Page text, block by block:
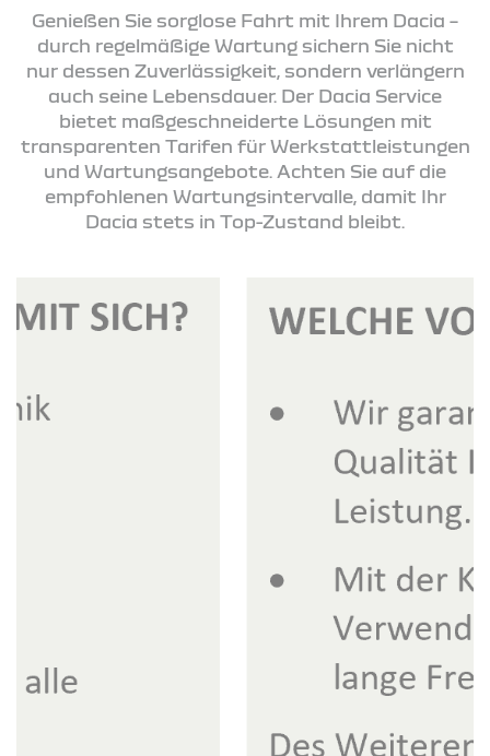
Genießen Sie sorglose Fahrt mit Ihrem Dacia –
durch regelmäßige Wartung sichern Sie nicht
nur dessen Zuverlässigkeit, sondern verlängern
auch seine Lebensdauer. Der Dacia Service
bietet maßgeschneiderte Lösungen mit
transparenten Tarifen für Werkstattleistungen
und Wartungsangebote. Achten Sie auf die
empfohlenen Wartungsintervalle, damit Ihr
Dacia stets in Top-Zustand bleibt.